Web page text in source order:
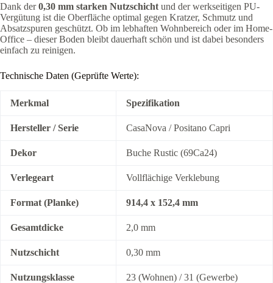
Dank der0,30 mm starken Nutzschicht und der werkseitigen PU-
Vergütung ist die Oberfläche optimal gegen Kratzer, Schmutz und
Absatzspuren geschützt. Ob im lebhaften Wohnbereich oder im Home-
Office – dieser Boden bleibt dauerhaft schön und ist dabei besonders
einfach zu reinigen.
Technische Daten (Geprüfte Werte):
Merkmal Spezifikation
Hersteller / Serie CasaNova / Positano Capri
Dekor Buche Rustic (69Ca24)
Verlegeart Vollflächige Verklebung
Format (Planke) 914,4 x 152,4 mm
Gesamtdicke 2,0 mm
Nutzschicht 0,30 mm
Nutzungsklasse 23 (Wohnen) / 31 (Gewerbe)